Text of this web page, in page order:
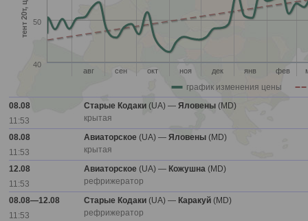
график изменения цены
авг сен окт ноя дек янв фев
40
50
08.08 Старые Кодаки (UA) — Яловены (MD)
11:53
крытая
08.08
Авиаторское (UA) — Яловены (MD)
11:53
крытая
12.08
Авиаторское (UA) — Кожушна (MD)
11:53
рефрижератор
08.08—12.08
Старые Кодаки (UA) — Каракуй (MD)
11:53
рефрижератор